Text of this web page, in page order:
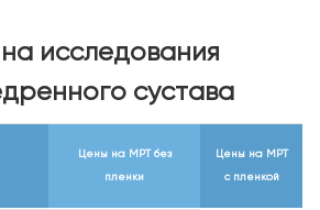
исследования
сустава
Цены на МРТ без
пленки
Цены на МРТ
с пленкой